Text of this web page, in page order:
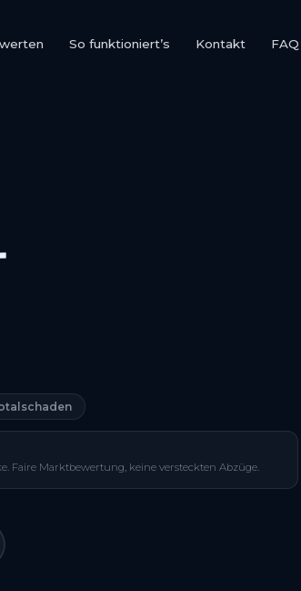
So funktioniert’s Kontakt FAQ
Faire Marktbewertung, keine versteckten Abzüge.